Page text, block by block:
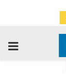
PRIMARY